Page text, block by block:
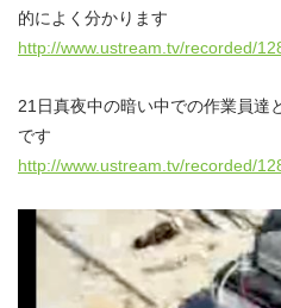
的によく分かります
http://www.ustream.tv/recorded/
21日真夜中の暗い中での作業員達
です
http://www.ustream.tv/recorded/